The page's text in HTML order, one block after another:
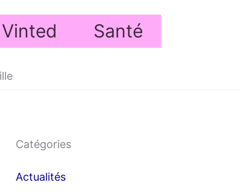
Vinted Santé
Catégories
Actualités